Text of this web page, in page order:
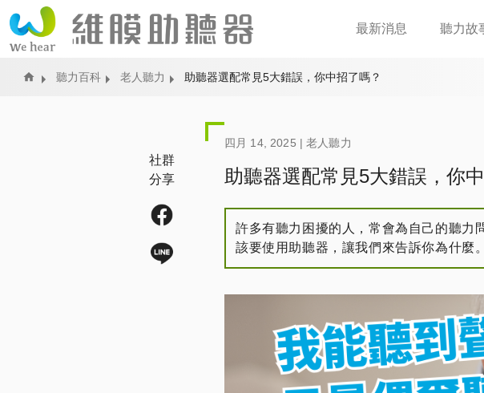
最新消息 聽力故
Home 聽力百科 老人聽力 助聽器選配常見5大錯誤，你中招了嗎？
四月 14, 2025 |老人聽力
助聽器選配常見5大錯誤，你
許多有聽力困擾的人，常會為自己的聽力
該要使用助聽器，讓我們來告訴你為什麼。
社群
分享